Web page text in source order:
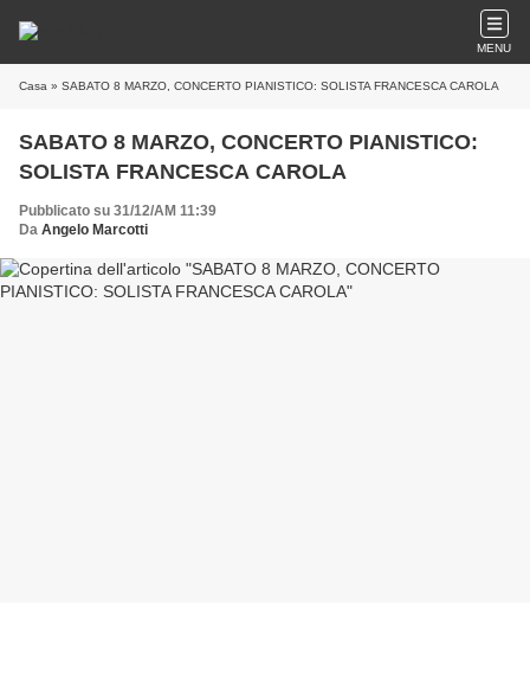
MENU
Casa » SABATO 8 MARZO, CONCERTO PIANISTICO: SOLISTA FRANCESCA CAROLA
SABATO 8 MARZO, CONCERTO PIANISTICO:
SOLISTA FRANCESCA CAROLA
Pubblicato su 31/12/AM 11:39
Da Angelo Marcotti